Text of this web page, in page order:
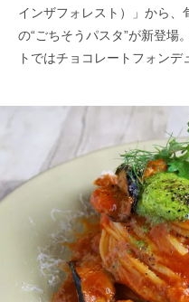
インザフォレスト）」から、
の“ごちそうパスタ”が新登場
トではチョコレートフォンデ